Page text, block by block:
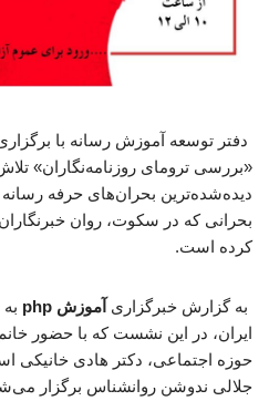
دفتر توسعه آموزش رسانه با
«بررسی ترومای روزنامه‌نگاران»
دیده‌شده‌ترین بحران‌های حرفه
بحرانی که در سکوت، روان
کرده است.
به گزارش خبرگزاری آموزش php
ایران، در این نشست که با حضور
حوزه اجتماعی، دکتر هادی خانیکی
جلالی ندوشن روانشناس برگزار